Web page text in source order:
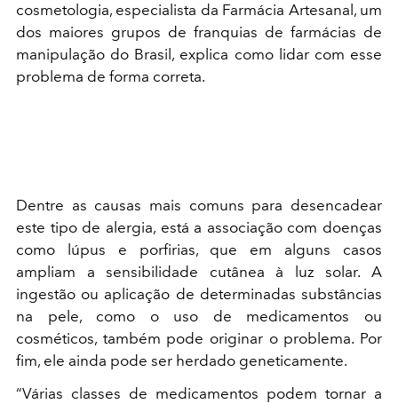
cosmetologia, especialista da Farmácia Artesanal, um
dos maiores grupos de franquias de farmácias de
manipulação do Brasil, explica como lidar com esse
problema de forma correta.
Dentre as causas mais comuns para desencadear
este tipo de alergia, está a associação com doenças
como lúpus e porfirias, que em alguns casos
ampliam a sensibilidade cutânea à luz solar. A
ingestão ou aplicação de determinadas substâncias
na pele, como o uso de medicamentos ou
cosméticos, também pode originar o problema. Por
fim, ele ainda pode ser herdado geneticamente.
“Várias classes de medicamentos podem tornar a